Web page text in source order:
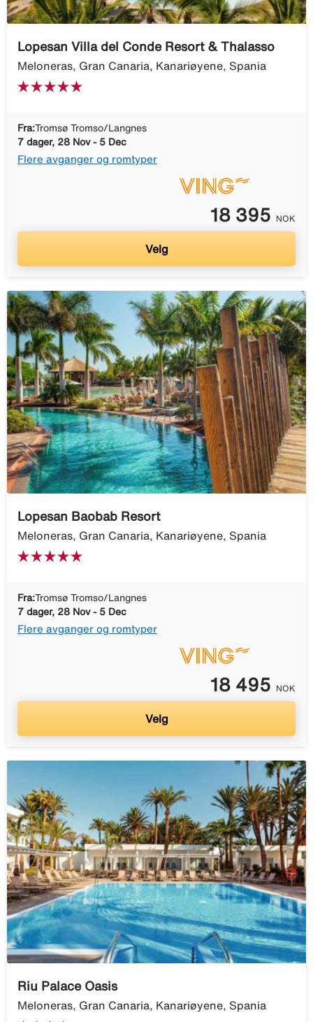
Lopesan Villa del Conde Resort & Thalasso
Meloneras, Gran Canaria, Kanariøyene, Spania
Fra:Tromsø Tromso/Langnes
7 dager, 28 Nov - 5 Dec
Flere avganger og romtyper
18 395 NOK
Velg
Lopesan Baobab Resort
Meloneras, Gran Canaria, Kanariøyene, Spania
Fra:Tromsø Tromso/Langnes
7 dager, 28 Nov - 5 Dec
Flere avganger og romtyper
18 495 NOK
Velg
Riu Palace Oasis
Meloneras, Gran Canaria, Kanariøyene, Spania